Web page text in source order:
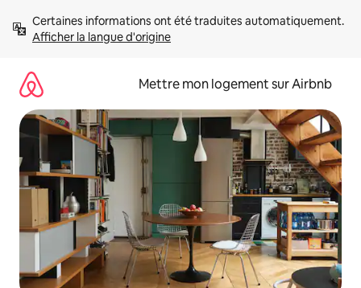
directement
Afficher la langue d'origine
Mettre mon logement sur Airbnb